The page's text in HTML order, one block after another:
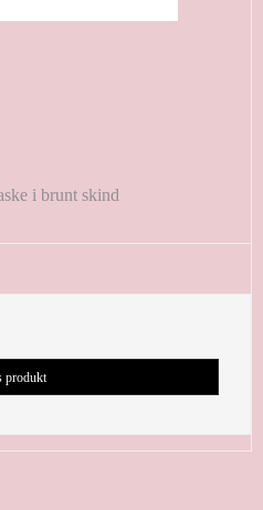
i brunt skind
produkt